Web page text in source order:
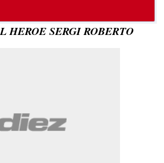
HEROE SERGI ROBERTO